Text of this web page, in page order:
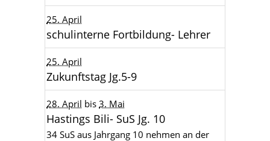
25. April
schulinterne Fortbildung- Lehrer
25. April
Zukunftstag Jg.5-9
28. April bis 3. Mai
Hastings Bili- SuS Jg. 10
34 SuS aus Jahrgang 10 nehmen an der